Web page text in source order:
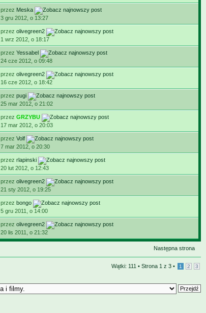
przez Meska
3 gru 2012, o 13:27
przezolivegreen2
1 wrz 2012, o 18:17
przezYessabel
24 cze 2012, o 09:48
przezolivegreen2
16 cze 2012, o 18:42
przezpugi
25 mar 2012, o 21:02
przezGRZYBU
17 mar 2012, o 20:03
przezVolf
7 mar 2012, o 20:30
przezrlapinski
20 lut 2012, o 12:43
przezolivegreen2
21 sty 2012, o 19:25
przezbongo
5 gru 2011, o 14:00
przezolivegreen2
20 lis 2011, o 21:32
Następna strona
Wątki: 111 • Strona 1 z 3 • 1 2 3